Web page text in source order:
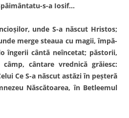
s-a Iosif…
unde S-a născut Hristos;
merge steaua cu magii, împă­
îngerii cântă neîncetat; păstorii,
cântare vrednică grăiesc:
Ce S-a născut astăzi în peşteră
Născătoarea, în Betleemul